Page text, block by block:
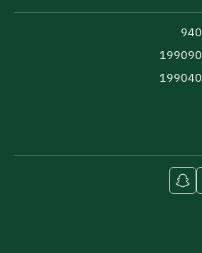
940
199090
199040